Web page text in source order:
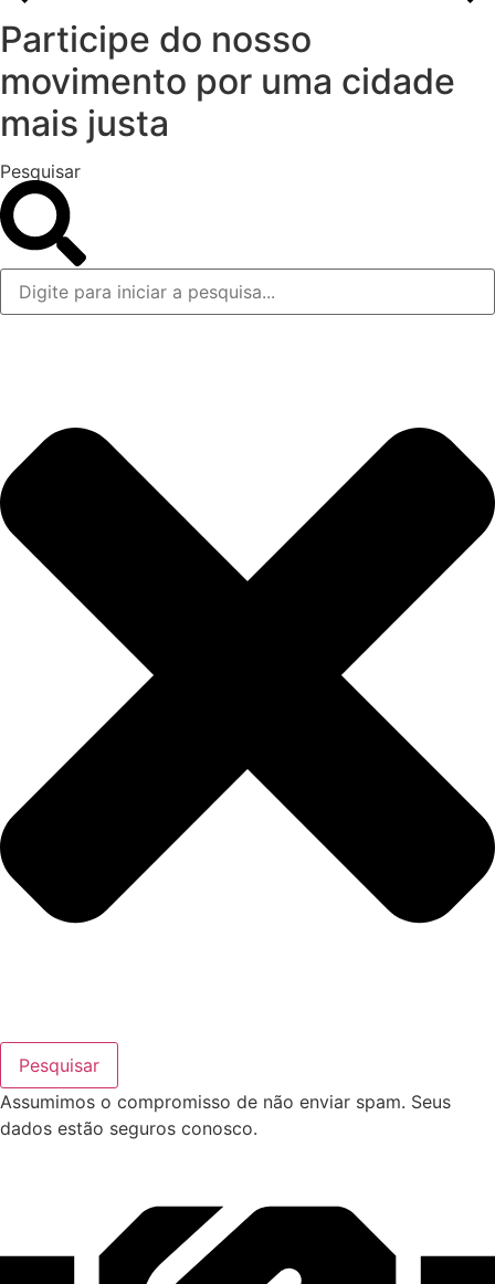
Participe do nosso
movimento por uma cidade
mais justa
Pesquisar
Pesquisar
Assumimos o compromisso de não enviar spam. Seus
dados estão seguros conosco.